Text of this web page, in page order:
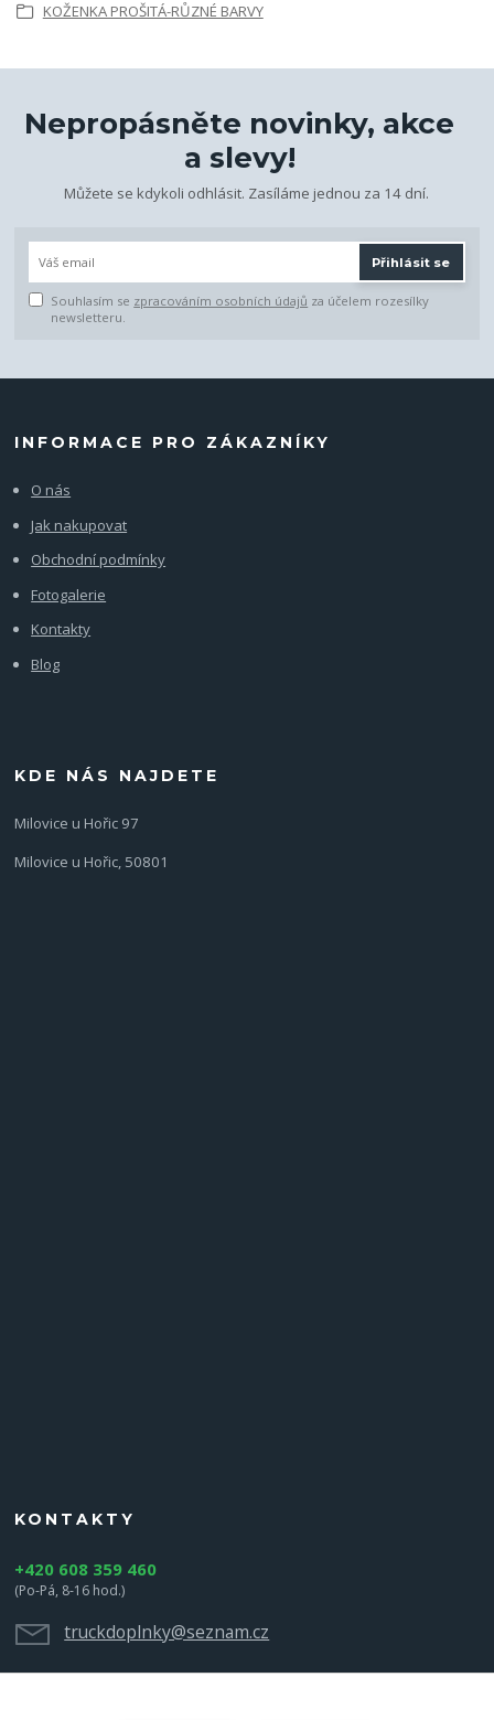
KOŽENKA PROŠITÁ-RŮZNÉ BARVY
Nepropásněte novinky, akce
a slevy!
Můžete se kdykoli odhlásit. Zasíláme jednou za 14 dní.
Přihlásit se
Souhlasím se zpracováním osobních údajů za účelem rozesílky
newsletteru.
INFORMACE PRO ZÁKAZNÍKY
O nás
Jak nakupovat
Obchodní podmínky
Fotogalerie
Kontakty
Blog
KDE NÁS NAJDETE
Milovice u Hořic 97
Milovice u Hořic, 50801
KONTAKTY
+420 608 359 460
(Po-Pá, 8-16 hod.)
truckdoplnky@seznam.cz